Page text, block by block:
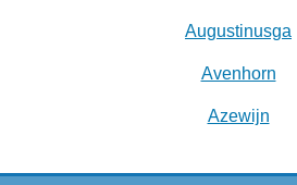
Augustinusga
Avenhorn
Azewijn